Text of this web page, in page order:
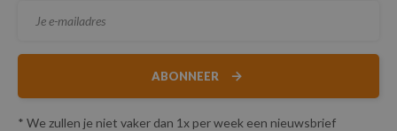
ABONNEER
* We zullen je niet vaker dan 1x per week een nieuwsbrief